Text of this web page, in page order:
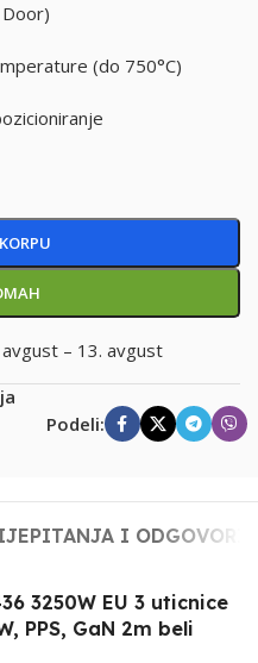
(do 750°C)
avgust – 13. avgust
Podeli:
PITANJA I ODGOVORI
3250W EU 3 uticnice
PPS, GaN 2m beli